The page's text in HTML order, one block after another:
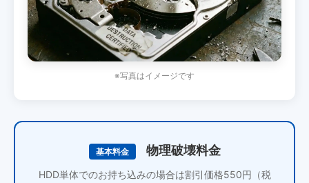
※写真はイメージです
基本料金 物理破壊料金
HDD単体でのお持ち込みの場合は割引価格550円（税